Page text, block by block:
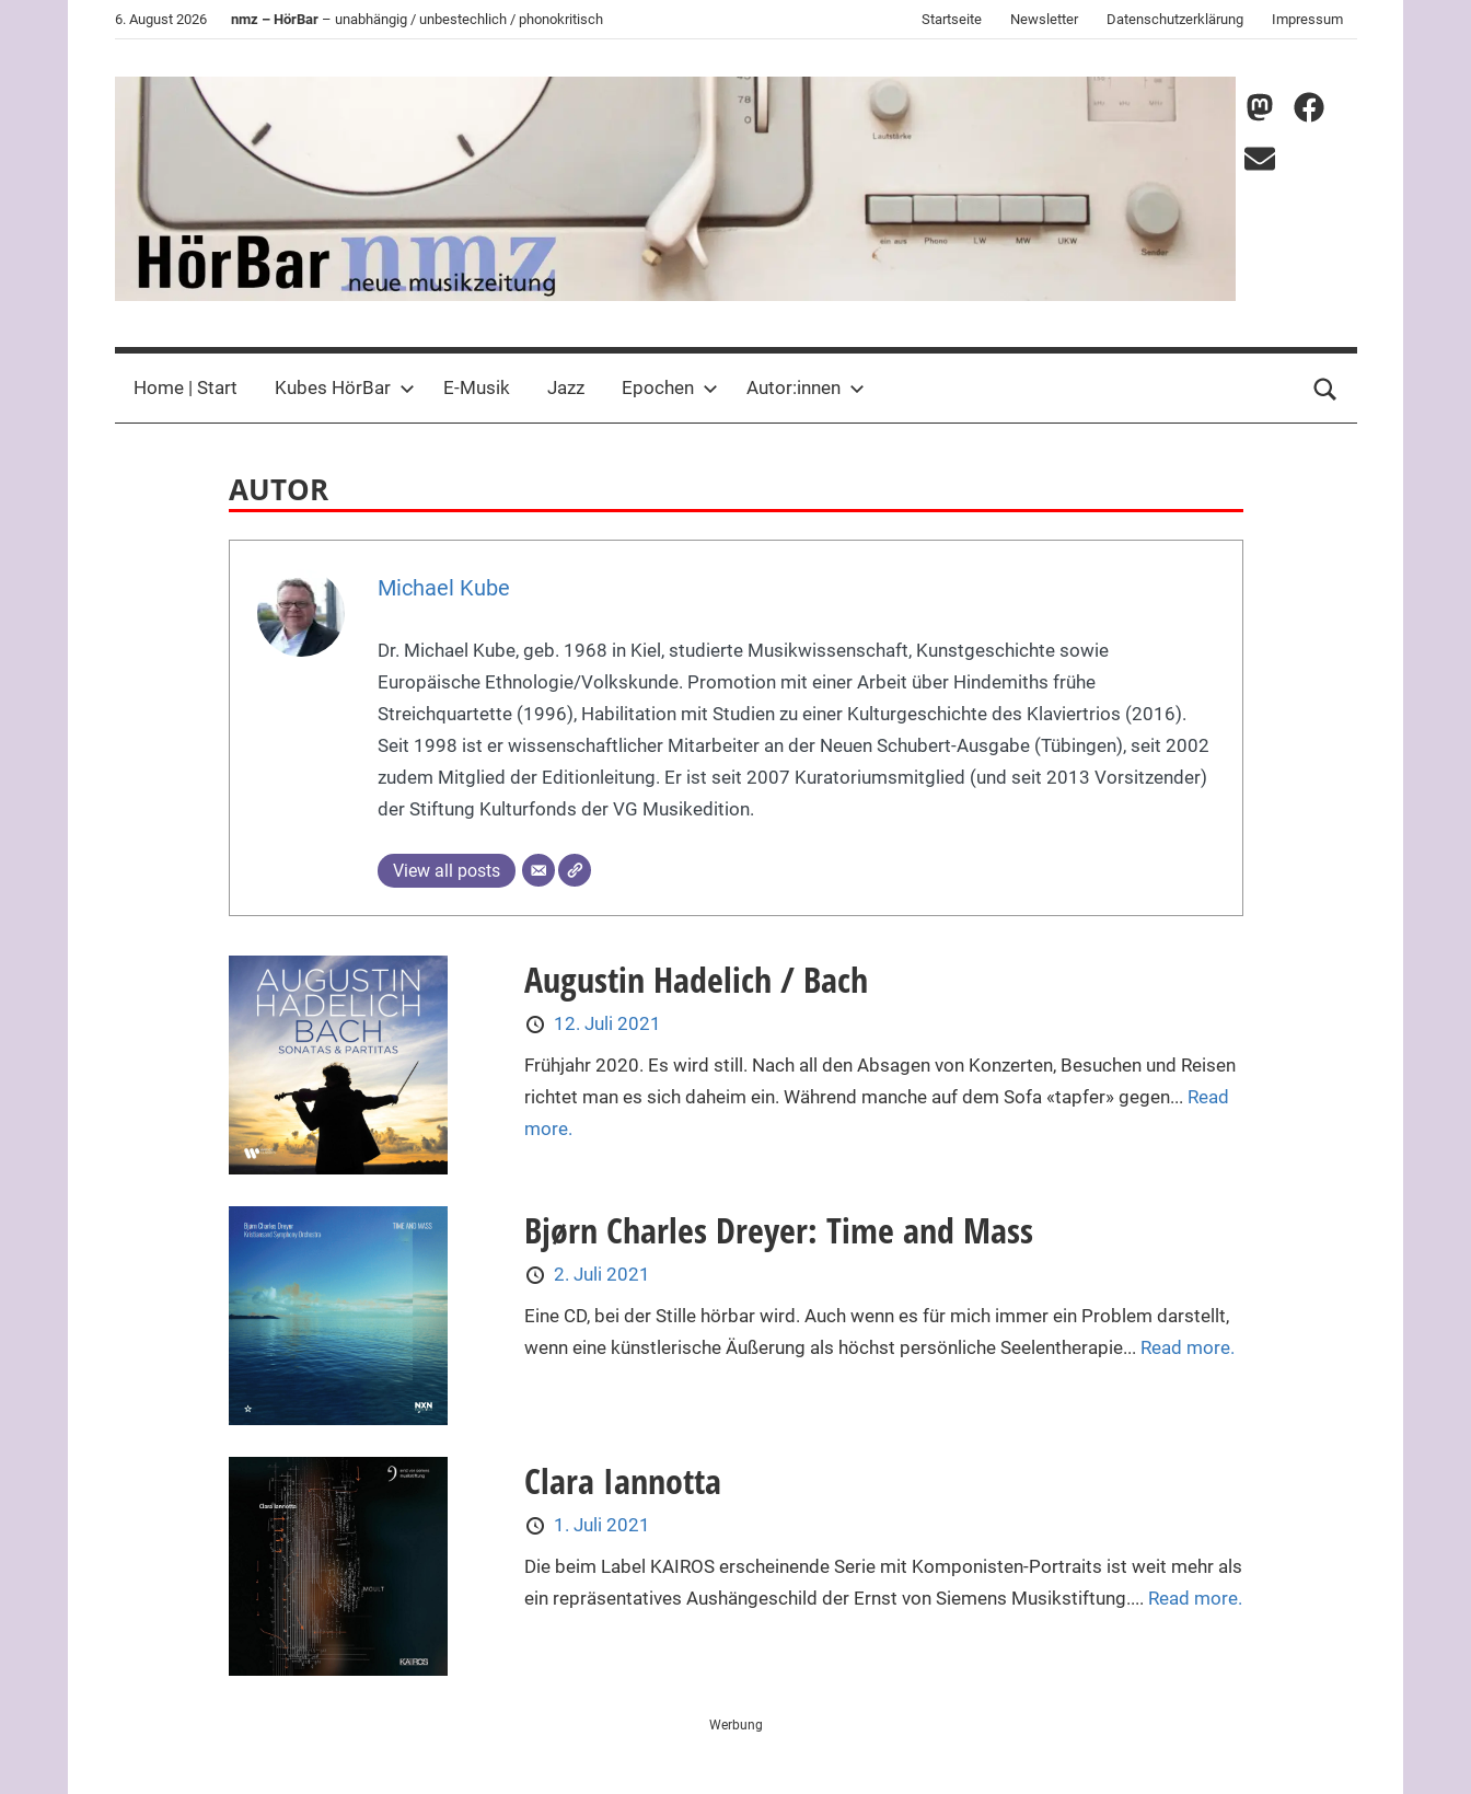
6. August 2026 nmz – HörBar – unabhängig / unbestechlich / phonokritisch Startseite Newsletter Datenschutzerklärung Impressum
HörBar
der
nmz
Mastodon
nmz
E-
Home | Start Kubes HörBar E-Musik Jazz Epochen Autor:innen
AUTOR
Michael Kube
Dr. Michael Kube, geb. 1968 in Kiel, studierte Musikwissenschaft, Kunstgeschichte sowie
Europäische Ethnologie/Volkskunde. Promotion mit einer Arbeit über Hindemiths frühe
Streichquartette (1996), Habilitation mit Studien zu einer Kulturgeschichte des Klaviertrios (2016).
Seit 1998 ist er wissenschaftlicher Mitarbeiter an der Neuen Schubert-Ausgabe (Tübingen), seit 2002
zudem Mitglied der Editionleitung. Er ist seit 2007 Kuratoriumsmitglied (und seit 2013 Vorsitzender)
der Stiftung Kulturfonds der VG Musikedition.
View all posts
Augustin Hadelich / Bach
12. Juli 2021
Frühjahr 2020. Es wird still. Nach all den Absagen von Konzerten, Besuchen und Reisen
richtet man es sich daheim ein. Während manche auf dem Sofa «tapfer» gegen... Read
more.
Bjørn Charles Dreyer: Time and Mass
2. Juli 2021
Eine CD, bei der Stille hörbar wird. Auch wenn es für mich immer ein Problem darstellt,
wenn eine künstlerische Äußerung als höchst persönliche Seelen­therapie... Read more.
Clara Iannotta
1. Juli 2021
Die beim Label KAIROS erscheinende Serie mit Komponisten-Portraits ist weit mehr als
ein repräsentatives Aushängeschild der Ernst von Siemens Musikstif­tung.... Read more.
Werbung